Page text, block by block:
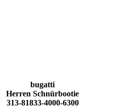
bugatti
Herren Schnürbootie
313-81833-4000-6300